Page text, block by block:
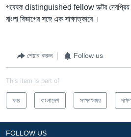
অন্য ভাষায় ওয়েব সাইট
গবেষক distinguished fellow ডক্টর দেবপ্রিয়
বাংলা বিভাগের সঙ্গে এক সাক্ষাত্কারে ।
শেয়ার করুন Follow us
This item is part of
খবর বাংলাদেশ সাক্ষাৎকার
FOLLOW US